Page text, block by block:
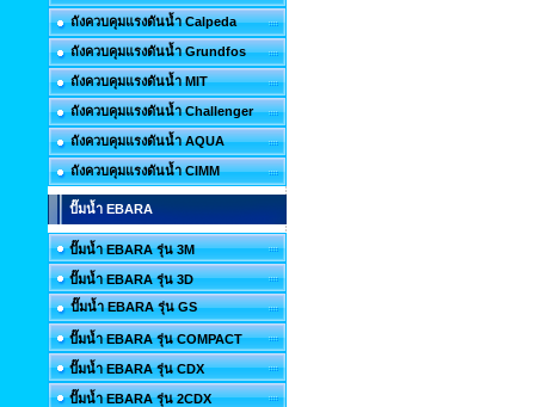
ถังควบคุมแรงดันน้ำ Calpeda
ถังควบคุมแรงดันน้ำ Grundfos
ถังควบคุมแรงดันน้ำ MIT
ถังควบคุมแรงดันน้ำ Challenger
ถังควบคุมแรงดันน้ำ AQUA
ถังควบคุมแรงดันน้ำ CIMM
ปั๊มน้ำ EBARA
ปั๊มน้ำ EBARA รุ่น 3M
ปั๊มน้ำ EBARA รุ่น 3D
ปั๊มน้ำ EBARA รุ่น GS
ปั๊มน้ำ EBARA รุ่น COMPACT
ปั๊มน้ำ EBARA รุ่น CDX
ปั๊มน้ำ EBARA รุ่น 2CDX